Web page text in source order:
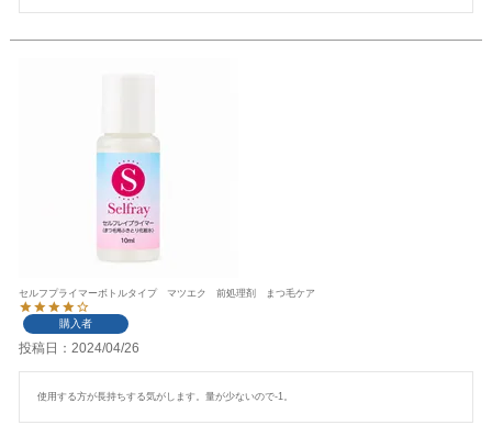
セルフプライマーボトルタイプ マツエク 前処理剤 まつ毛ケア
購入者
投稿日 2024/04/26
使用する方が長持ちする気がします。量が少ないので-1。